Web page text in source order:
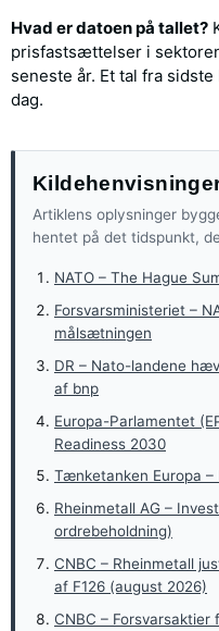
Hvad er datoen på tallet?
prisfastsættelser i
seneste år. Et tal fra
dag.
Artiklens oplysninger
hentet på det tidspunkt,
NATO – The Hague
Forsvarsministeriet –
målsætningen
DR – Nato-landene
af bnp
Europa-Parlamentet
Readiness 2030
Tænketanken Europa –
Rheinmetall AG –
ordrebeholdning)
CNBC – Rheinmetall
af F126 (august 2026)
CNBC –